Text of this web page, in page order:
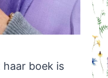
haar boek is